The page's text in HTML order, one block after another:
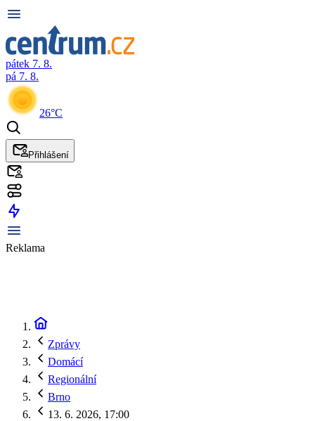
pátek 7. 8.
pá 7. 8.
26°C
Přihlášení
Reklama
Zprávy
Domácí
Regionální
Brno
13. 6. 2026, 17:00